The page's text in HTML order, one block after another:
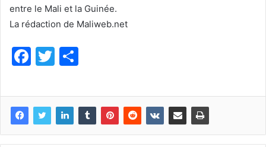
entre le Mali et la Guinée.
La rédaction de Maliweb.net
F
c
e
b
T
itt
er
ta
g
er